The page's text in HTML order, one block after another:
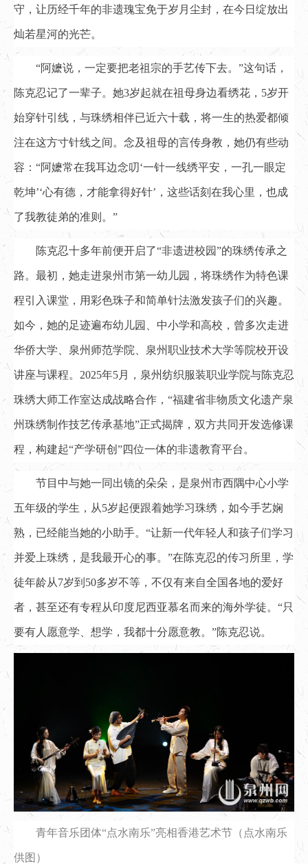
守，让历经千年的非遗瑰宝免于岁月尘封，在今日绽放出
灿若星河的光芒。
“阿嬷说，一定要把老祖宗的手艺传下去。”这句话，
陈克忍记了一辈子。她3岁起就在祖母身边看绣花，5岁开
始穿针引线，与珠绣相伴已近六十载，将一生的热爱都倾
注在这方寸针线之间。念及祖母的言传身教，她仍有些动
容：“阿嬷常在我耳边念叨‘一针一线绣平安，一孔一眼定
乾坤’‘心有德，才能拿得好针’，这些话刻在我心里，也成
了我教徒弟的准则。”
陈克忍十多年前便开启了“非遗进校园”的珠绣传承之
路。最初，她走进泉州市第一幼儿园，将珠绣作为特色课
程引入课堂，用彩色珠子和简单针法激发孩子们的兴趣。
如今，她的足迹遍布幼儿园、中小学和高校，曾多次走进
华侨大学、泉州师范学院、泉州职业技术大学等院校开设
讲座与课程。2025年5月，泉州纺织服装职业学院与陈克忍
珠绣大师工作室达成战略合作，“福建省非物质文化遗产泉
州珠绣制作技艺传承基地”正式揭牌，双方共同开发选修课
程，构建起“产学研创”四位一体的非遗教育平台。
节目中与她一同出镜的朵朵，是泉州市西隅中心小学
五年级的学生，从5岁起便跟着她学习珠绣，如今手艺娴
熟，已经能当她的小助手。“让新一代年轻人和孩子们学习
并爱上珠绣，是我最开心的事。”在陈克忍的传习所里，学
徒年龄从7岁到50多岁不等，不仅有来自全国各地的爱好
者，甚至还有专程从印度尼西亚慕名而来的海外学徒。“只
要有人愿意学、想学，我都十分愿意教。”陈克忍说。
青年音乐团体“点水南乐”亮相香港艺术节（点水南乐
供图）